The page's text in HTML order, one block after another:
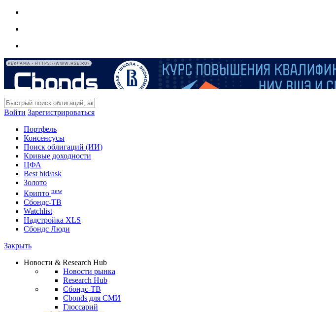
РЕКЛАМА • HTTPS://WWW.HSE.RU/
Войти Зарегистрироваться
Портфель
Консенсусы
Поиск облигаций (ИИ)
Кривые доходности
ЦФА
Best bid/ask
Золото
Крипто new
Сбондс-ТВ
Watchlist
Надстройка XLS
Сбондс Люди
Закрыть
Новости & Research Hub
Новости рынка
Research Hub
Сбондс-ТВ
Cbonds для СМИ
Глоссарий